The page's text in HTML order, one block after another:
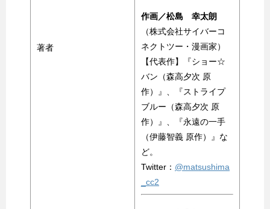
著者
作画／松島 幸太朗
（株式会社サイバーコ
ネクトツー・漫画家）
【代表作】『ショー☆
バン（森高夕次 原
作）』、『ストライプ
ブルー（森高夕次 原
作）』、『永遠の一手
（伊藤智義 原作）』な
ど。
Twitter： @matsushima
_cc2